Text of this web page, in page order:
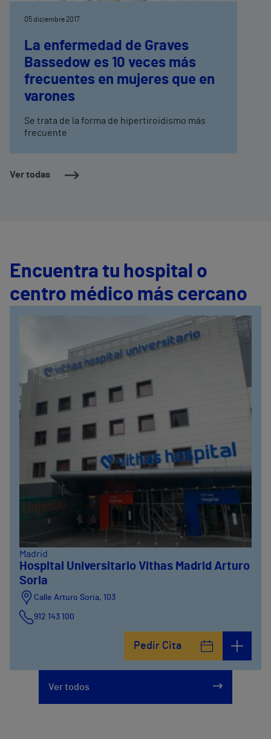
Ver todas
05 diciembre 2017
La enfermedad de Graves
Bassedow es 10 veces más
frecuentes en mujeres que en
varones
Se trata de la forma de hipertiroidismo más
frecuente
Encuentra tu hospital o
centro médico más cercano
Madrid
Hospital Universitario Vithas Madrid Arturo
Soria
Calle Arturo Soria, 103
912 143 100
Pedir Cita
Ver todos